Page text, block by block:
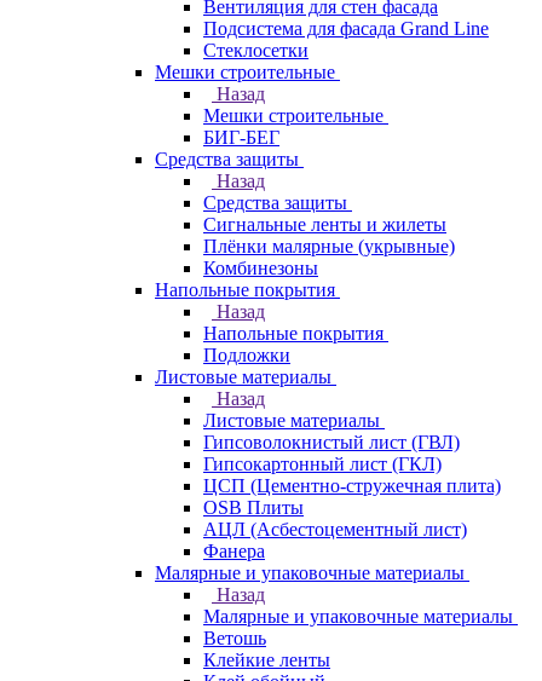
Вентиляция для стен фасада
Подсистема для фасада Grand Line
Стеклосетки
Мешки строительные
Назад
Мешки строительные
БИГ-БЕГ
Средства защиты
Назад
Средства защиты
Сигнальные ленты и жилеты
Плёнки малярные (укрывные)
Комбинезоны
Напольные покрытия
Назад
Напольные покрытия
Подложки
Листовые материалы
Назад
Листовые материалы
Гипсоволокнистый лист (ГВЛ)
Гипсокартонный лист (ГКЛ)
ЦСП (Цементно-стружечная плита)
OSB Плиты
АЦЛ (Асбестоцементный лист)
Фанера
Малярные и упаковочные материалы
Назад
Малярные и упаковочные материалы
Ветошь
Клейкие ленты